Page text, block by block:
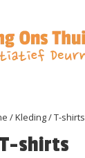
/Kleding/ T-shirts
T-shirts